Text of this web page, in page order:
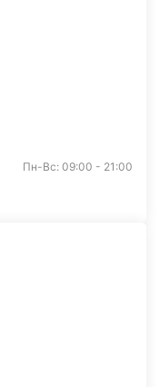
Пн-Вс: 09:00 - 21:00